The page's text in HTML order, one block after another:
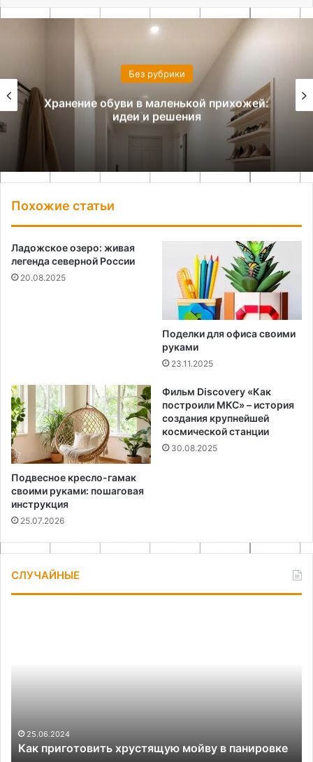
Без рубрики
Хранение обуви в маленькой прихожей:
идеи и решения
Похожие статьи
Ладожское озеро: живая
легенда северной России
20.08.2025
Поделки для офиса своими
руками
23.11.2025
Подвесное кресло-гамак
своими руками: пошаговая
инструкция
25.07.2026
Фильм Discovery «Как
построили МКС» – история
создания крупнейшей
космической станции
30.08.2025
СЛУЧАЙНЫЕ
25.06.2024
Как приготовить хрустящую мойву в панировке